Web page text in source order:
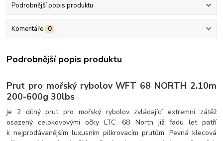
Podrobnější popis produktu
Komentáře 0
Podrobnější popis produktu
Prut pro mořský rybolov WFT 68 NORTH 2.10m
200-600g 30lbs
je 2 dílný prut pro mořský rybolov zvládající extremní zátěž
osazený celokovovými očky LTC. 68 North již řadu let patří
k nejprodávanějším luxusním pilkrovacím prutům. Pevná klecová